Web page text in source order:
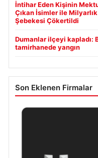
İntihar Eden Kişinin
Çıkan İsimler ile
Şebekesi Çökertildi
Dumanlar ilçeyi kapladı:
tamirhanede yangın
Son Eklenen Firmalar